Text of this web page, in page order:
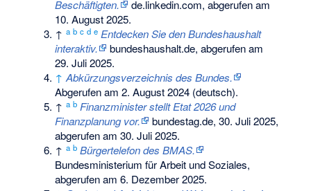
Beschäftigten.
de.linkedin.com, abgerufen am
10. August 2025.
↑a b c d e Entdecken Sie den Bundeshaushalt
interaktiv.
bundeshaushalt.de, abgerufen am
29. Juli 2025.
↑ Abkürzungsverzeichnis des Bundes.
Abgerufen am 2. August 2024 (deutsch).
↑a b Finanzminister stellt Etat 2026 und
Finanzplanung vor.
bundestag.de, 30. Juli 2025,
abgerufen am 30. Juli 2025.
↑a b Bürgertelefon des BMAS.
Bundesministerium für Arbeit und Soziales,
abgerufen am 6. Dezember 2025.